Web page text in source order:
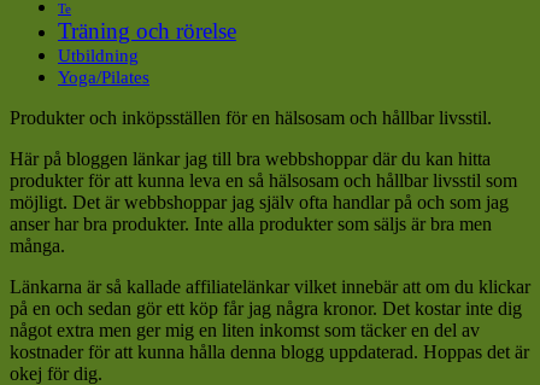
Te
Träning och rörelse
Utbildning
Yoga/Pilates
Produkter och inköpsställen för en hälsosam och hållbar livsstil.
Här på bloggen länkar jag till bra webbshoppar där du kan hitta
produkter för att kunna leva en så hälsosam och hållbar livsstil som
möjligt. Det är webbshoppar jag själv ofta handlar på och som jag
anser har bra produkter. Inte alla produkter som säljs är bra men
många.
Länkarna är så kallade affiliatelänkar vilket innebär att om du klickar
på en och sedan gör ett köp får jag några kronor. Det kostar inte dig
något extra men ger mig en liten inkomst som täcker en del av
kostnader för att kunna hålla denna blogg uppdaterad. Hoppas det är
okej för dig.